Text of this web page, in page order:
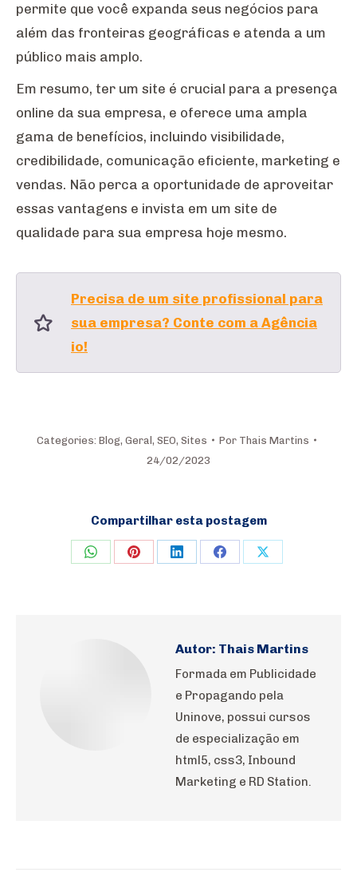
permite que você expanda seus negócios para
além das fronteiras geográficas e atenda a um
público mais amplo.
Em resumo, ter um site é crucial para a presença
online da sua empresa, e oferece uma ampla
gama de benefícios, incluindo visibilidade,
credibilidade, comunicação eficiente, marketing e
vendas. Não perca a oportunidade de aproveitar
essas vantagens e invista em um site de
qualidade para sua empresa hoje mesmo.
Precisa de um site profissional para
sua empresa? Conte com a Agência
io!
Categories: Blog, Geral, SEO, Sites Por Thais Martins
24/02/2023
Compartilhar esta postagem
Share Share Share Share Share
Autor: Thais Martins
Formada em Publicidade
e Propagando pela
Uninove, possui cursos
de especialização em
html5, css3, Inbound
Marketing e RD Station.